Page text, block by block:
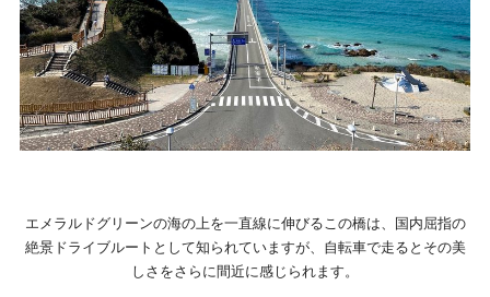
エメラルドグリーンの海の上を一直線に伸びるこの橋は、国内屈指の
絶景ドライブルートとして知られていますが、自転車で走るとその美
しさをさらに間近に感じられます。